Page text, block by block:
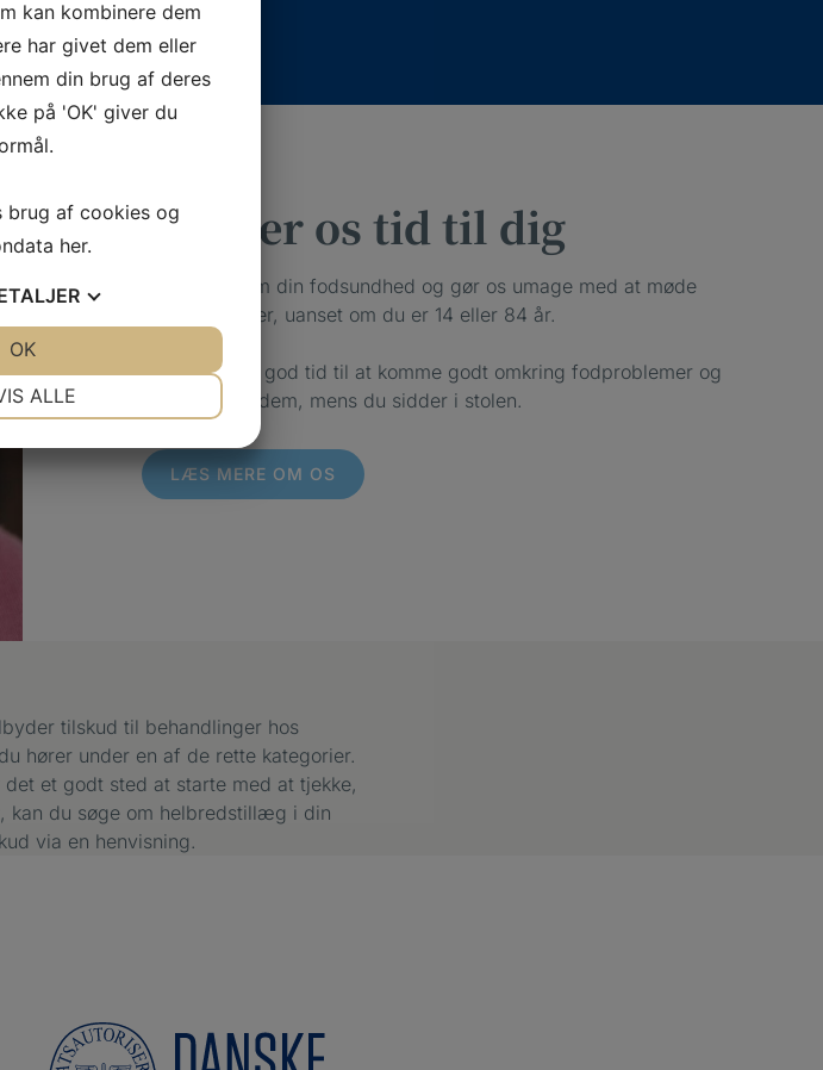
Vi giver os tid til dig
Vi kerer os om din fodsundhed og gør os umage med at møde
dig, hvor du er, uanset om du er 14 eller 84 år.
Hos os har vi god tid til at komme godt omkring fodproblemer og
årsagerne til dem, mens du sidder i stolen.
LÆS MERE OM OS
tilskud til behandlinger hos
hører under en af de rette kategorier.
et godt sted at starte med at tjekke,
kan du søge om helbredstillæg i din
via en henvisning.
kan kombinere dem
har givet dem eller
din brug af deres
på 'OK' giver du
brug af cookies og
her.
STATISTIK
ALLE
OK